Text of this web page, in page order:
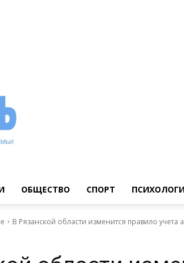
ОБЩЕСТВО СПОРТ
В Рязанской области изменится правило